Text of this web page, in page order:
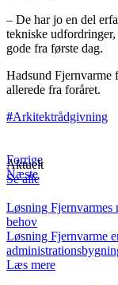
– De har jo en del
tekniske
gode fra første dag.
Hadsund Fjernvarme
allerede fra foråret.
Arkitektrådgivning
Forrige
Næste
Aktuelt
Se alle
Løsning Fjernvarmes
behov
Løsning Fjernvarme
Læs mere